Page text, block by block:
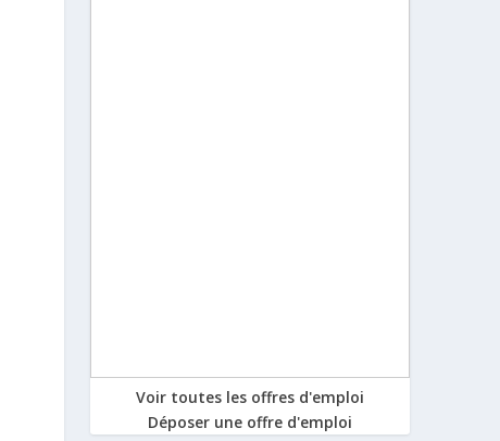
Voir toutes les offres d'emploi
Déposer une offre d'emploi